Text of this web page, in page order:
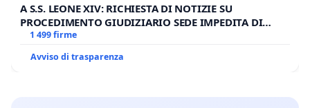
stare dove è ora,
non rappresenta il Volere di Dio.
Il Trono di Pietro è stato di fatto, usurpato.
A S.S. LEONE XIV: RICHIESTA DI NOTIZIE SU
PROCEDIMENTO GIUDIZIARIO SEDE IMPEDITA DI
BENEDETTO XVI
1 499 firme
Avviso di trasparenza